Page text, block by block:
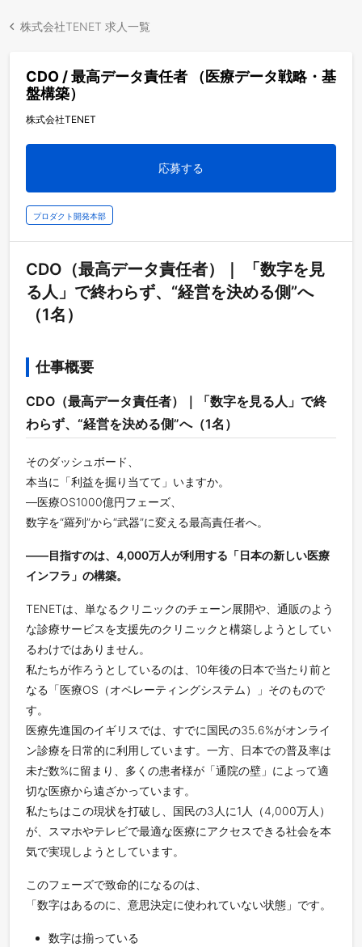
株式会社TENET 求人一覧
CDO / 最高データ責任者 （医療データ戦略・基
盤構築）
株式会社TENET
応募する
プロダクト開発本部
CDO（最高データ責任者）｜ 「数字を見
る人」で終わらず、“経営を決める側”へ
（1名）
仕事概要
CDO（最高データ責任者）｜「数字を見る人」で終
わらず、“経営を決める側”へ（1名）
そのダッシュボード、
本当に「利益を掘り当てて」いますか。
―医療OS1000億円フェーズ、
数字を“羅列”から“武器”に変える最高責任者へ。
――目指すのは、4,000万人が利用する「日本の新しい医療
インフラ」の構築。
TENETは、単なるクリニックのチェーン展開や、通販のよう
な診療サービスを支援先のクリニックと構築しようとしてい
るわけではありません。
私たちが作ろうとしているのは、10年後の日本で当たり前と
なる「医療OS（オペレーティングシステム）」そのもので
す。
医療先進国のイギリスでは、すでに国民の35.6%がオンライ
ン診療を日常的に利用しています。一方、日本での普及率は
未だ数%に留まり、多くの患者様が「通院の壁」によって適
切な医療から遠ざかっています。
私たちはこの現状を打破し、国民の3人に1人（4,000万人）
が、スマホやテレビで最適な医療にアクセスできる社会を本
気で実現しようとしています。
このフェーズで致命的になるのは、
「数字はあるのに、意思決定に使われていない状態」です。
数字は揃っている